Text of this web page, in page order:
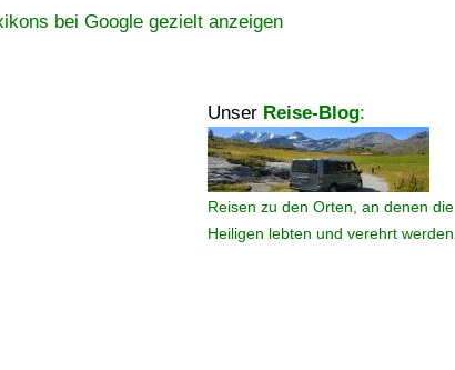
bei Google gezielt anzeigen
Unser Reise-Blog:
Reisen zu den Orten, an denen die
Heiligen lebten und verehrt werden.